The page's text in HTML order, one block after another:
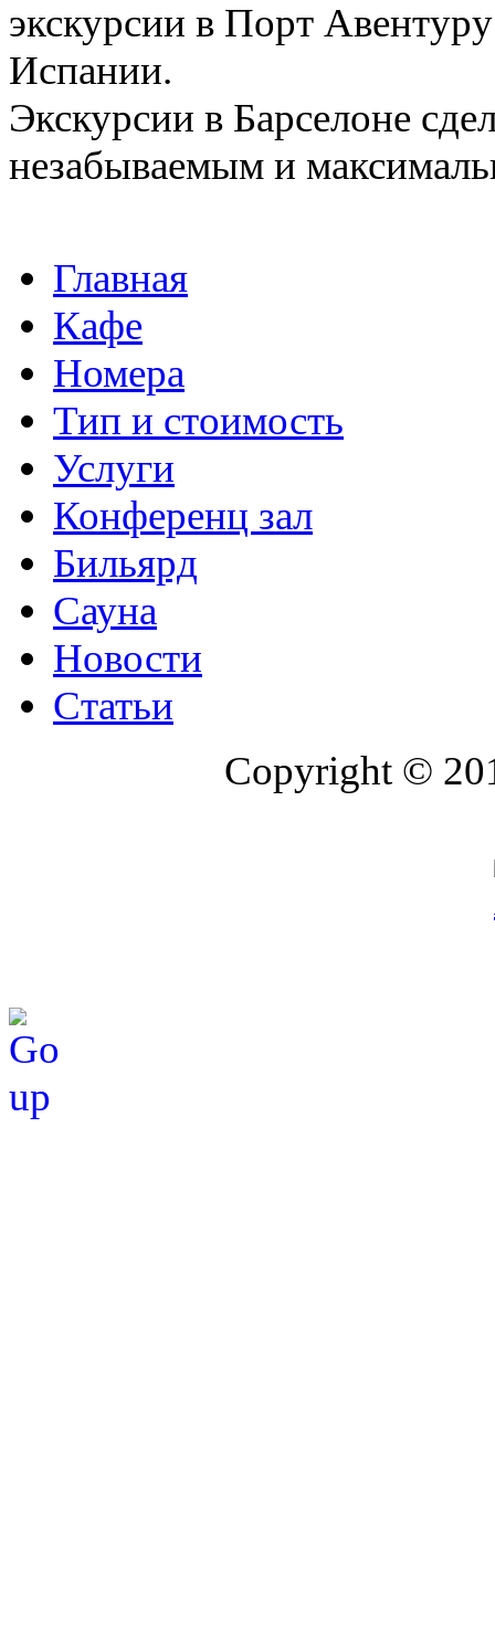
экскурсии в Порт
Испании.
Экскурсии в Барселоне
незабываемым и
Главная
Кафе
Номера
Тип и стоимость
Услуги
Конференц зал
Бильярд
Сауна
Новости
Статьи
Copyright ©